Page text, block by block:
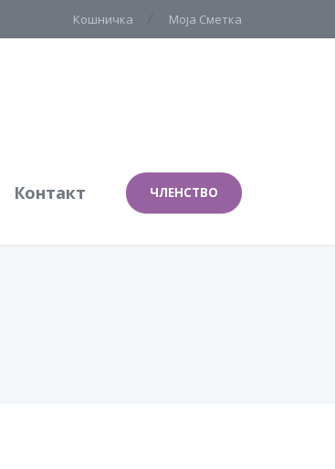
Кошничка Моја Сметка
Контакт ЧЛЕНСТВО